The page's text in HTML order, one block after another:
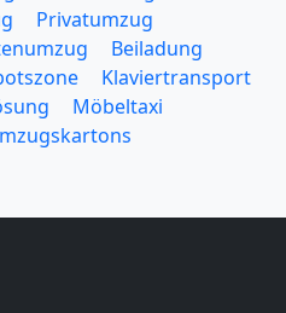
Privatumzug
Beiladung
Klaviertransport
Möbeltaxi